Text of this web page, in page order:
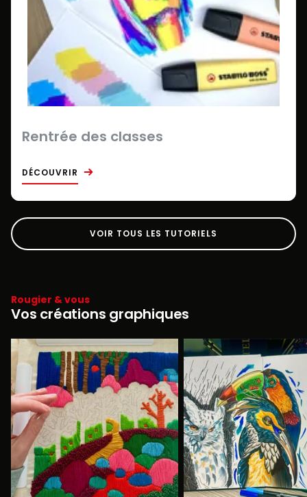
Rentrée des classes
DÉCOUVRIR
VOIR TOUS LES TUTORIELS
Rougier & vous
Vos créations graphiques